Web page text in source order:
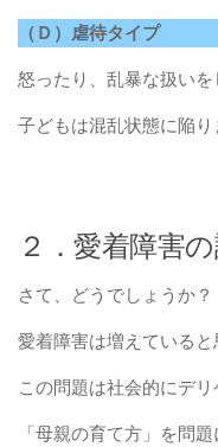
（Ｄ）虐待タイプ
怒ったり、乱暴な扱いを
子どもは混乱状態に陥り
２．愛着障害
さて、どうでしょうか？
愛着障害は増えていると
この問題は社会的にデリ
「母親の育て方」を問